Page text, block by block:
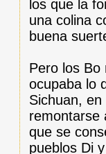
los que la
una colina
buena
Pero los
ocupaba lo
Sichuan,
que se
pueblos Di